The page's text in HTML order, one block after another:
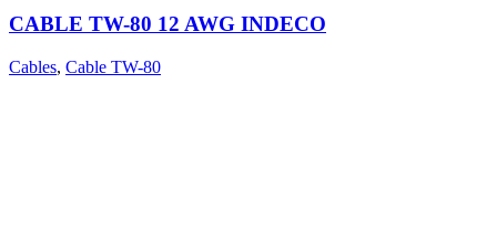
CABLE TW-80 12 AWG INDECO
Cables, Cable TW-80